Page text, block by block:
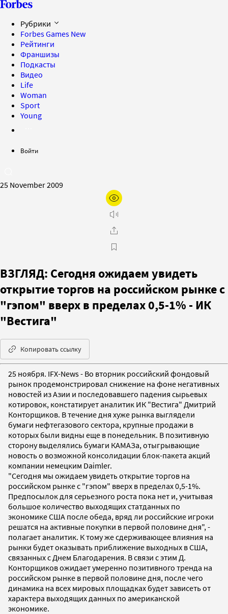
Рубрики
Forbes Games New
Рейтинги
Франшизы
Подкасты
Видео
Life
Woman
Sport
Young
Войти
25 November 2009
ВЗГЛЯД: Сегодня ожидаем увидеть
открытие торгов на российском рынке с
"гэпом" вверх в пределах 0,5-1% - ИК
"Вестига"
Копировать ссылку
25 ноября. IFX-News - Во вторник российский фондовый
рынок продемонстрировал снижение на фоне негативных
новостей из Азии и последовавшего падения сырьевых
котировок, констатирует аналитик ИК "Вестига" Дмитрий
Конторщиков. В течение дня хуже рынка выглядели
бумаги нефтегазового сектора, крупные продажи в
которых были видны еще в понедельник. В позитивную
сторону выделялись бумаги КАМАЗа, отыгрывающие
новость о возможной консолидации блок-пакета акций
компании немецким Daimler.
"Сегодня мы ожидаем увидеть открытие торгов на
российском рынке с "гэпом" вверх в пределах 0,5-1%.
Предпосылок для серьезного роста пока нет и, учитывая
большое количество выходящих статданных по
экономике США после обеда, вряд ли российские игроки
решатся на активные покупки в первой половине дня", -
полагает аналитик. К тому же сдерживающее влияния на
рынки будет оказывать приближение выходных в США,
связанных с Днем Благодарения. В связи с этим Д.
Конторщиков ожидает умеренно позитивного тренда на
российском рынке в первой половине дня, после чего
динамика на всех мировых площадках будет зависеть от
характера выходящих данных по американской
экономике.